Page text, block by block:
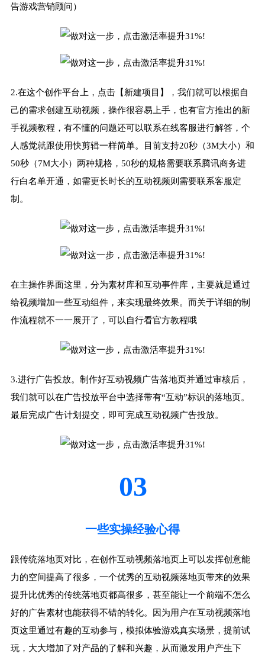
告游戏营销顾问）
2.在这个创作平台上，点击【新建项目】，我们就可以根据自
己的需求创建互动视频，操作很容易上手，也有官方推出的新
手视频教程，有不懂的问题还可以联系在线客服进行解答，个
人感觉就跟使用快剪辑一样简单。目前支持20秒（3M大小）和
50秒（7M大小）两种规格，50秒的规格需要联系腾讯商务进
行白名单开通，如需更长时长的互动视频则需要联系客服定
制。
在主操作界面这里，分为素材库和互动事件库，主要就是通过
给视频增加一些互动组件，来实现最终效果。而关于详细的制
作流程就不一一展开了，可以自行看官方教程哦
3.进行广告投放。制作好互动视频广告落地页并通过审核后，
我们就可以在广告投放平台中选择带有“互动”标识的落地页。
最后完成广告计划提交，即可完成互动视频广告投放。
03
一些实操经验心得
跟传统落地页对比，在创作互动视频落地页上可以发挥创意能
力的空间提高了很多，一个优秀的互动视频落地页带来的效果
提升比优秀的传统落地页都高很多，甚至能让一个前端不怎么
好的广告素材也能获得不错的转化。因为用户在互动视频落地
页这里通过有趣的互动参与，模拟体验游戏真实场景，提前试
玩，大大增加了对产品的了解和兴趣，从而激发用户产生下